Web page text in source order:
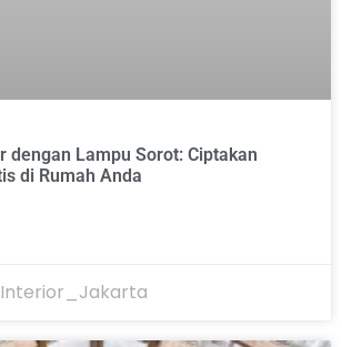
dengan Lampu Sorot: Ciptakan
di Rumah Anda